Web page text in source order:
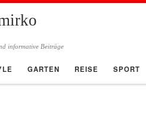
informative Beiträge
GARTEN REISE SPORT